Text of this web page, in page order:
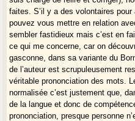
faites. S’il y a des volontaires
pouvez vous mettre en relation
sembler fastidieux mais c’est en
ce qui me concerne, car on
gasconne, dans sa variante du
de l’auteur est scrupuleusement
véritable prononciation des mots.
normalisée c’est justement que,
de la langue et donc de
prononciation, presque personne